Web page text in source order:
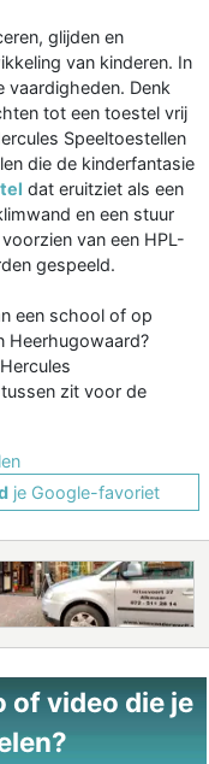
glijden en
van kinderen. In
vaardigheden. Denk
tot een toestel vrij
Speeltoestellen
die de kinderfantasie
dat eruitziet als een
en een stuur
van een HPL-
gespeeld.
een school of op
Heerhugowaard?
zit voor de
je Google-favoriet
of video die je